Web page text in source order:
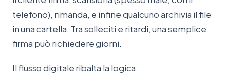
telefono), rimanda, e infine qualcuno archivia il file
in una cartella. Tra solleciti e ritardi, una semplice
firma può richiedere giorni.
Il flusso digitale ribalta la logica: